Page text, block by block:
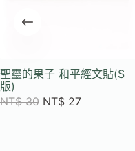
聖靈的果子 和平經文貼(S
版)
NT$30 NT$ 27